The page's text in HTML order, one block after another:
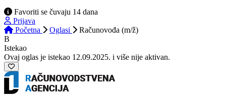
Favoriti se čuvaju 14 dana
Prijava
Početna
Oglasi
Računovođa (m/ž)
B
Istekao
Ovaj oglas je istekao 12.09.2025. i više nije aktivan.